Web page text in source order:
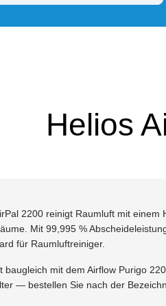
Helios
2200 reinigt Raumluft mit
Mit 99,995 %
für Raumluftreiniger.
baugleich mit dem Airflow Purigo
— bestellen Sie nach der